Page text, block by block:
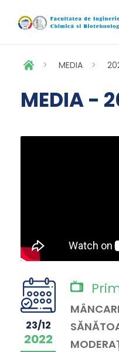
> MEDIA >
MEDIA -
23/12
2022